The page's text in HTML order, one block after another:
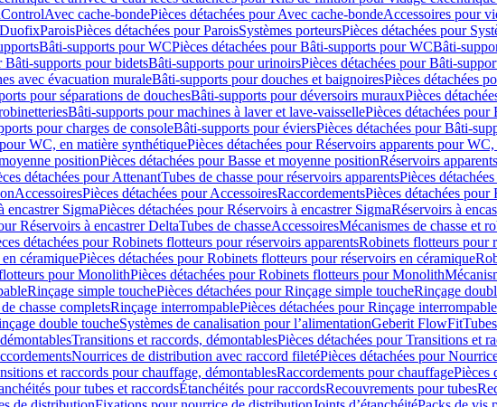
Avec cache-bondePièces détachées pour Avec cache-bondeAccessoires pour
ParoisPièces détachées pour ParoisSystèmes porteursPièces détachées pour
Bâti-supports pour WCPièces détachées pour Bâti-supports pour WCBâti-
Bâti-supports pour bidetsBâti-supports pour urinoirsPièces détachées pour Bâti-
avec évacuation muraleBâti-supports pour douches et baignoiresPièces détachées
pour séparations de douchesBâti-supports pour déversoirs murauxPièces
Bâti-supports pour machines à laver et lave-vaissellePièces détachées
pour charges de consoleBâti-supports pour éviersPièces détachées pour Bâti-
WC, en matière synthétiquePièces détachées pour Réservoirs apparents pour
positionPièces détachées pour Basse et moyenne positionRéservoirs
détachées pour AttenantTubes de chasse pour réservoirs apparentsPièces
AccessoiresPièces détachées pour AccessoiresRaccordementsPièces détachées pour
encastrer SigmaPièces détachées pour Réservoirs à encastrer SigmaRéservoirs à
Réservoirs à encastrer DeltaTubes de chasseAccessoiresMécanismes de chasse et
détachées pour Robinets flotteurs pour réservoirs apparentsRobinets flotteurs pour
céramiquePièces détachées pour Robinets flotteurs pour réservoirs en céramique
pour MonolithPièces détachées pour Robinets flotteurs pour Monolith
Rinçage simple touchePièces détachées pour Rinçage simple toucheRinçage
chasse completsRinçage interrompablePièces détachées pour Rinçage interrompable
double toucheSystèmes de canalisation pour l’alimentationGeberit FlowFit
Transitions et raccords, démontablesPièces détachées pour Transitions et
Nourrices de distribution avec raccord filetéPièces détachées pour
et raccords pour chauffage, démontablesRaccordements pour chauffagePièces
pour tubes et raccordsÉtanchéités pour raccordsRecouvrements pour tubes